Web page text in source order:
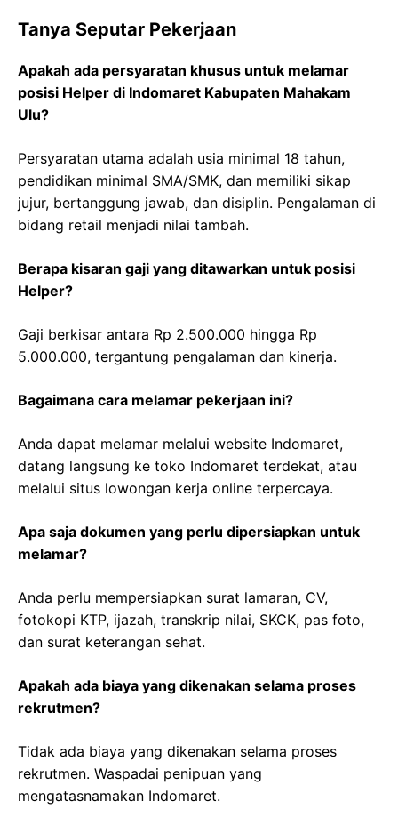
Tanya Seputar Pekerjaan
Apakah ada persyaratan khusus untuk melamar
posisi Helper di Indomaret Kabupaten Mahakam
Ulu?
Persyaratan utama adalah usia minimal 18 tahun,
pendidikan minimal SMA/SMK, dan memiliki sikap
jujur, bertanggung jawab, dan disiplin. Pengalaman di
bidang retail menjadi nilai tambah.
Berapa kisaran gaji yang ditawarkan untuk posisi
Helper?
Gaji berkisar antara Rp 2.500.000 hingga Rp
5.000.000, tergantung pengalaman dan kinerja.
Bagaimana cara melamar pekerjaan ini?
Anda dapat melamar melalui website Indomaret,
datang langsung ke toko Indomaret terdekat, atau
melalui situs lowongan kerja online terpercaya.
Apa saja dokumen yang perlu dipersiapkan untuk
melamar?
Anda perlu mempersiapkan surat lamaran, CV,
fotokopi KTP, ijazah, transkrip nilai, SKCK, pas foto,
dan surat keterangan sehat.
Apakah ada biaya yang dikenakan selama proses
rekrutmen?
Tidak ada biaya yang dikenakan selama proses
rekrutmen. Waspadai penipuan yang
mengatasnamakan Indomaret.